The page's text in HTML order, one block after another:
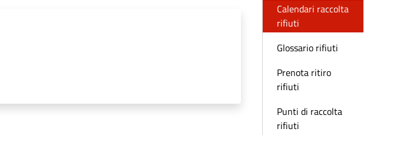
Calendari raccolta
rifiuti
Glossario rifiuti
Prenota ritiro
rifiuti
Punti di raccolta
rifiuti